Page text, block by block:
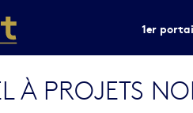
1er
À PROJETS